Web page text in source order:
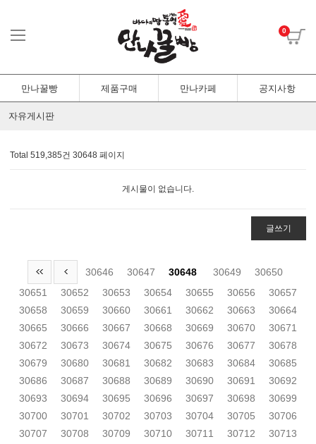
0
만나꿀빵 제품구매 만나카페 공지사항
자유게시판
Total 519,385건 30648 페이지
게시물이 없습니다.
글쓰기
30646 30647 30648 30649
30650
30651
30652 30653 30654 30655 30656
30657
30658
30659 30660 30661 30662 30663
30664
30665
30666 30667 30668 30669 30670
30671
30672
30673 30674 30675 30676 30677
30678
30679
30680 30681 30682 30683 30684
30685
30686
30687 30688 30689 30690 30691
30692
30693
30694 30695 30696 30697 30698
30699
30700
30701 30702 30703 30704 30705
30706
30707
30708 30709 30710 30711 30712
30713